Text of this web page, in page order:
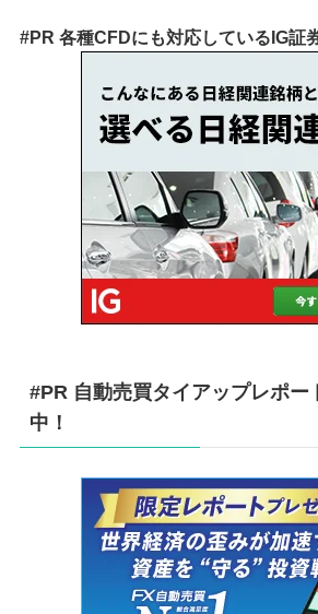
#PR 各種CFDにも対応しているIG証
#PR 自動売買タイアップレポー
中！